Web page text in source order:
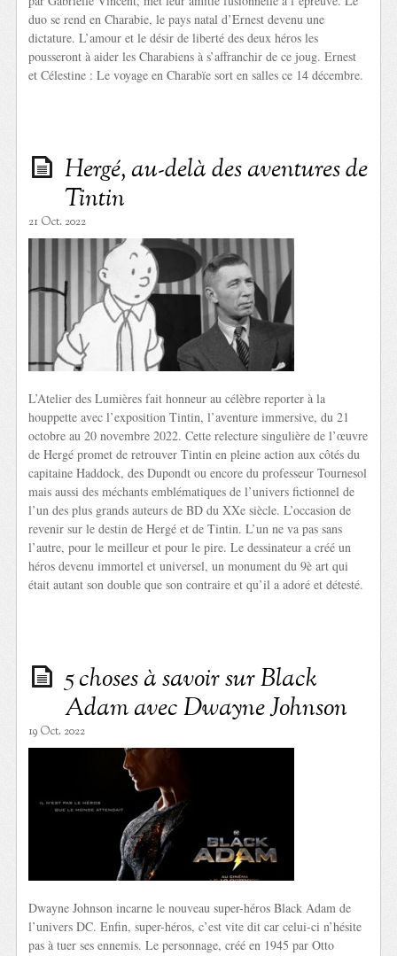
duo se rend en Charabie, le pays natal d’Ernest devenu une
dictature. L’amour et le désir de liberté des deux héros les
pousseront à aider les Charabiens à s’affranchir de ce joug. Ernest
et Célestine : Le voyage en Charabïe sort en salles ce 14 décembre.
Hergé, au-delà des aventures de
Tintin
21 Oct. 2022
L’Atelier des Lumières fait honneur au célèbre reporter à la
houppette avec l’exposition Tintin, l’aventure immersive, du 21
octobre au 20 novembre 2022. Cette relecture singulière de l’œuvre
de Hergé promet de retrouver Tintin en pleine action aux côtés du
capitaine Haddock, des Dupondt ou encore du professeur Tournesol
mais aussi des méchants emblématiques de l’univers fictionnel de
l’un des plus grands auteurs de BD du XXe siècle. L’occasion de
revenir sur le destin de Hergé et de Tintin. L’un ne va pas sans
l’autre, pour le meilleur et pour le pire. Le dessinateur a créé un
héros devenu immortel et universel, un monument du 9è art qui
était autant son double que son contraire et qu’il a adoré et détesté.
5 choses à savoir sur Black
Adam avec Dwayne Johnson
19 Oct. 2022
Dwayne Johnson incarne le nouveau super-héros Black Adam de
l’univers DC. Enfin, super-héros, c’est vite dit car celui-ci n’hésite
pas à tuer ses ennemis. Le personnage, créé en 1945 par Otto